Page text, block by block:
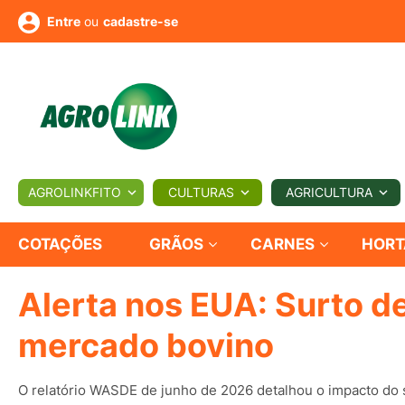
BIOLÓGICOS COTAÇÕES NOTÍCIAS
Conversor Colunistas Eventos
Fotos
e
Vídeos
Entre ou cadastre-se
AGROLINKFITO CULTURAS AGRICULTURA
COTAÇÕES GRÃOS CARNES
Alerta nos EUA: Surto
mercado bovino
O relatório WASDE de junho de 2026 detalhou o impacto